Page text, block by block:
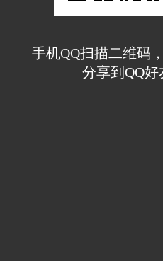
手机QQ扫描二维码
分享到QQ好